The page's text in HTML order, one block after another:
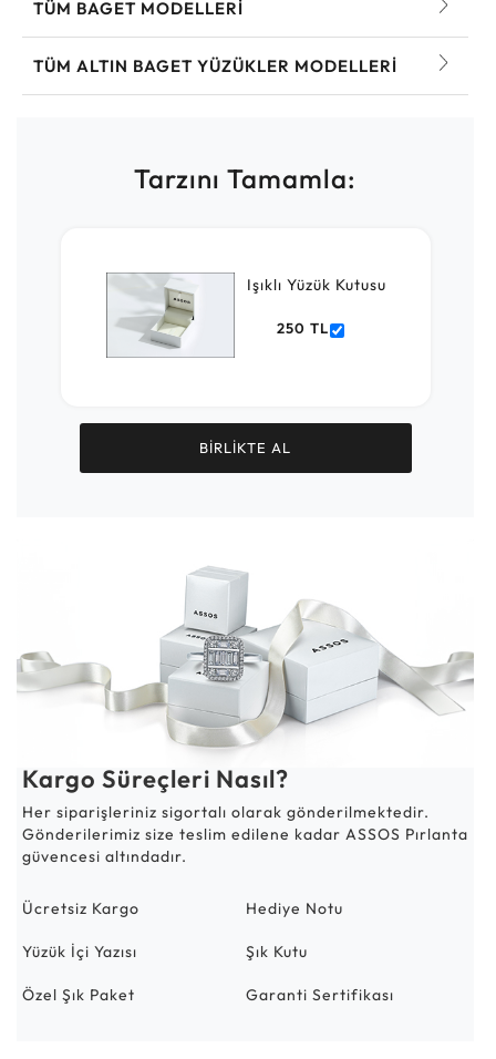
TÜM BAGET MODELLERI
TÜM ALTIN BAGET YÜZÜKLER MODELLERI
Tarzını Tamamla:
Işıklı Yüzük Kutusu
250 TL
BİRLİKTE AL
Kargo Süreçleri Nasıl?
Her siparişleriniz sigortalı olarak gönderilmektedir.
Gönderilerimiz size teslim edilene kadar ASSOS Pırlanta
güvencesi altındadır.
Ücretsiz Kargo Hediye Notu
Yüzük İçi Yazısı Şık Kutu
Özel Şık Paket Garanti Sertifikası